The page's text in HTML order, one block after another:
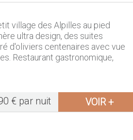
village des Alpilles au pied
ultra design, des suites
d'oliviers centenaires avec vue
Restaurant gastronomique,
€ par nuit VOIR +